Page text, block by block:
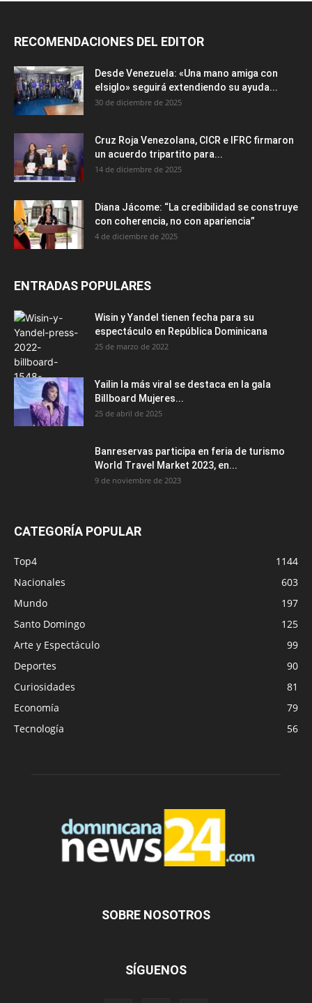
RECOMENDACIONES DEL EDITOR
Desde Venezuela: «Una mano amiga con
elsiglo» seguirá extendiendo su ayuda...
30 de diciembre de 2025
Cruz Roja Venezolana, CICR e IFRC firmaron
un acuerdo tripartito para...
14 de diciembre de 2025
Diana Jácome: “La credibilidad se construye
con coherencia, no con apariencia”
4 de diciembre de 2025
ENTRADAS POPULARES
Wisin y Yandel tienen fecha para su
espectáculo en República Dominicana
25 de marzo de 2022
Yailin la más viral se destaca en la gala
Billboard Mujeres...
25 de abril de 2025
Banreservas participa en feria de turismo
World Travel Market 2023, en...
9 de noviembre de 2023
CATEGORÍA POPULAR
Top4
1144
Nacionales
603
Mundo
197
Santo Domingo
125
Arte y Espectáculo
99
Deportes
90
Curiosidades
81
Economía
79
Tecnología
56
SOBRE NOSOTROS
SÍGUENOS